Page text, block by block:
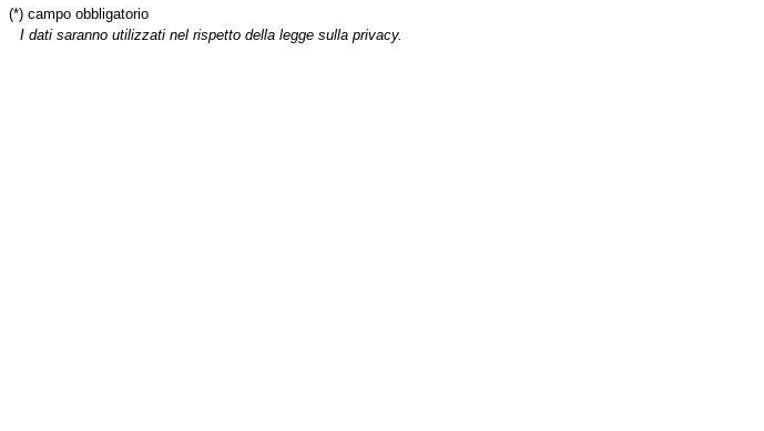
(*) campo obbligatorio
I dati saranno utilizzati nel rispetto della legge sulla privacy.